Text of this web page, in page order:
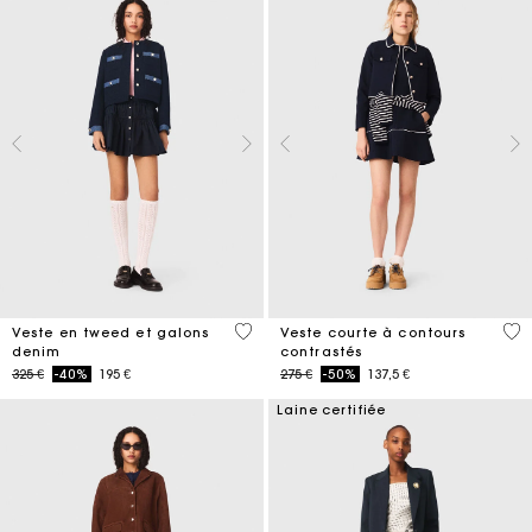
Veste en tweed et galons
denim
Price reduced from
325 €to-40% 195 €
5 out of 5 Customer Rating
Veste courte à contours
contrastés
Price reduced from
275 €to-50% 137,5 €
4,2
Laine certifiée